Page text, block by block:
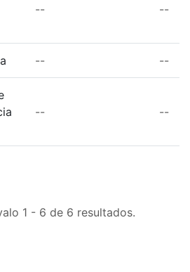
-- --
-- --
-- --
1 - 6 de 6 resultados.